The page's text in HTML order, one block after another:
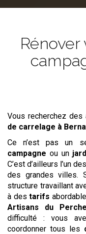
Vous recherchez
de carrelage à
Ce n’est pas un
campagne ou un
C’est d’ailleurs l’un
des grandes villes.
structure travaillant
à destarifs
Artisans du Perche
difficulté : vous
coordonner tous les